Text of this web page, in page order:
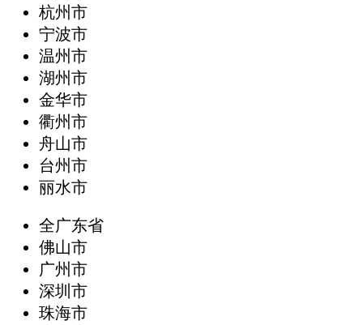
杭州市
宁波市
温州市
湖州市
金华市
衢州市
舟山市
台州市
丽水市
全广东省
‌佛山市
广州市
深圳市
珠海市